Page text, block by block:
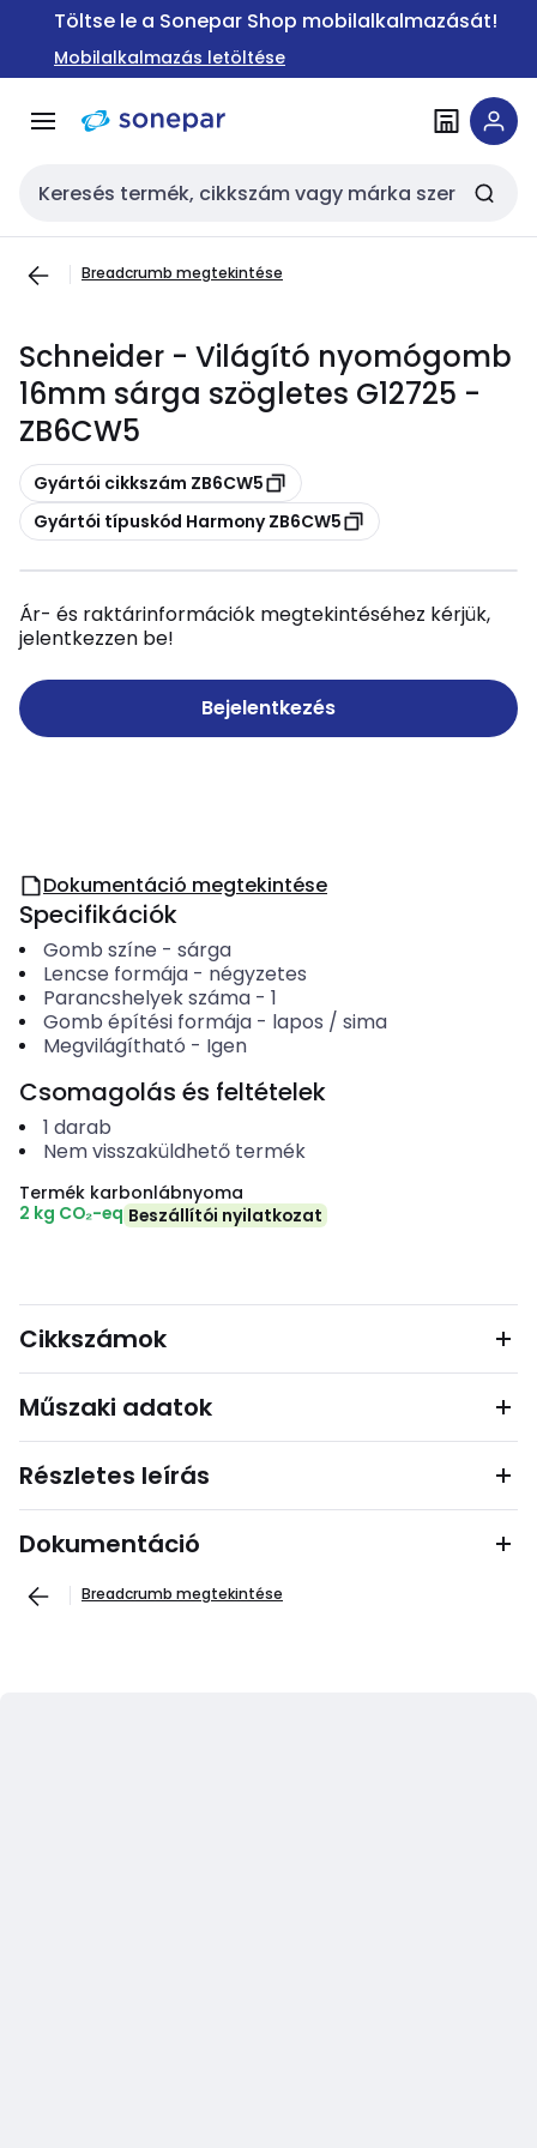
Ugrás a
Ugrás a
tartalomra
Töltse le a Sonepar Shop mobilalkalmazását!
Mobilalkalmazás letöltése
Keresési bemenet
Breadcrumb megtekintése
Schneider - Világító nyomógomb
16mm sárga szögletes G12725 -
ZB6CW5
Másolás
Gyártói cikkszám ZB6CW5
Másolás
Gyártói típuskód Harmony ZB6CW5
Ár- és raktárinformációk megtekintéséhez kérjük,
jelentkezzen be!
Bejelentkezés
Dokumentáció megtekintése
Specifikációk
Gomb színe - sárga
Lencse formája- négyzetes
Parancshelyek száma- 1
Gomb építési formája- lapos / sima
Megvilágítható - Igen
Csomagolás és feltételek
1 darab
Nem visszaküldhető termék
Termék karbonlábnyoma
2 kg CO₂-eq Beszállítói nyilatkozat
Cikkszámok
Műszaki adatok
Részletes leírás
Dokumentáció
Breadcrumb megtekintése